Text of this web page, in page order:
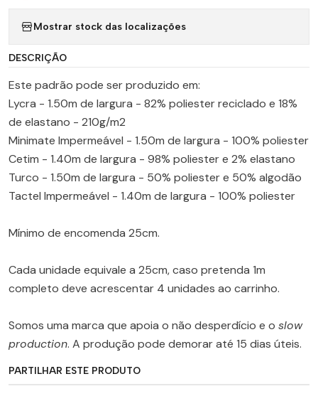
Mostrar stock das localizações
DESCRIÇÃO
Este padrão pode ser produzido em:
Lycra - 1.50m de largura - 82% poliester reciclado e 18%
de elastano - 210g/m2
Minimate Impermeável - 1.50m de largura - 100% poliester
Cetim - 1.40m de largura - 98% poliester e 2% elastano
Turco - 1.50m de largura - 50% poliester e 50% algodão
Tactel Impermeável - 1.40m de largura - 100% poliester
Mínimo de encomenda 25cm.
Cada unidade equivale a 25cm, caso pretenda 1m
completo deve acrescentar 4 unidades ao carrinho.
Somos uma marca que apoia o não desperdício e o slow
production. A produção pode demorar até 15 dias úteis.
PARTILHAR ESTE PRODUTO